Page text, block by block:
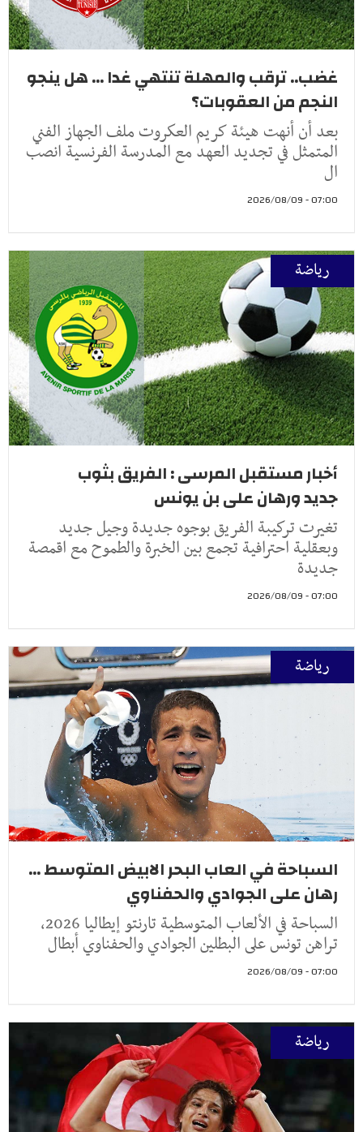
غضب.. ترقب والمهلة تنتهي غدا ... هل ينجو
النجم من العقوبات؟
بعد أن أنهت هيئة كريم العكروت ملف الجهاز الفني
المتمثل في تجديد العهد مع المدرسة الفرنسية انصب
ال
07:00 - 2026/08/09
رياضة
أخبار مستقبل المرسى : الفريق بثوب
جديد ورهان على بن يونس
تغيرت تركيبة الفريق بوجوه جديدة وجيل جديد
وبعقلية احترافية تجمع بين الخبرة والطموح مع اقمصة
جديدة
07:00 - 2026/08/09
رياضة
السباحة في العاب البحر الابيض المتوسط ...
رهان على الجوادي والحفناوي
السباحة في الألعاب المتوسطية تارنتو إيطاليا 2026،
تراهن تونس على البطلين الجوادي والحفناوي أبطال
07:00 - 2026/08/09
رياضة